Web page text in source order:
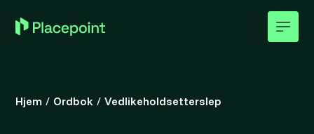
Hjem / Ordbok / Vedlikeholdsetterslep